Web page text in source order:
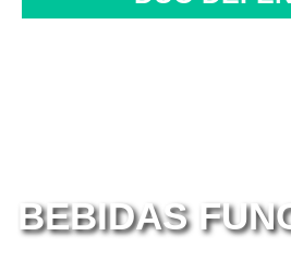
BEBIDAS